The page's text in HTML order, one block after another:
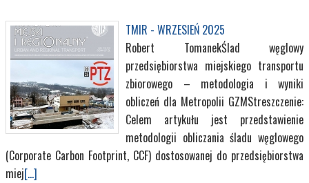
TMIR - WRZESIEŃ 2025
Robert TomanekŚlad węglowy
przedsiębiorstwa miejskiego transportu
zbiorowego – metodologia i wyniki
obliczeń dla Metropolii GZMStreszczenie:
Celem artykułu jest przedstawienie
metodologii obliczania śladu węglowego
(Corporate Carbon Footprint, CCF) dostosowanej do przedsiębiorstwa
miej[...]